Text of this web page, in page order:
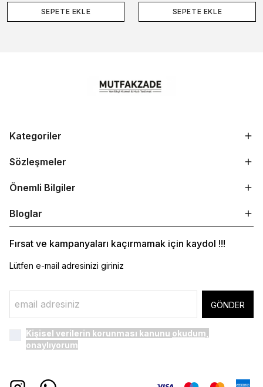
SEPETE EKLE SEPETE EKLE
Kategoriler
Sözleşmeler
Önemli Bilgiler
Bloglar
Fırsat ve kampanyaları kaçırmamak için kaydol !!!
Lütfen e-mail adresinizi giriniz
GÖNDER
Kişisel verilerin korunması kanunu okudum,
onaylıyorum